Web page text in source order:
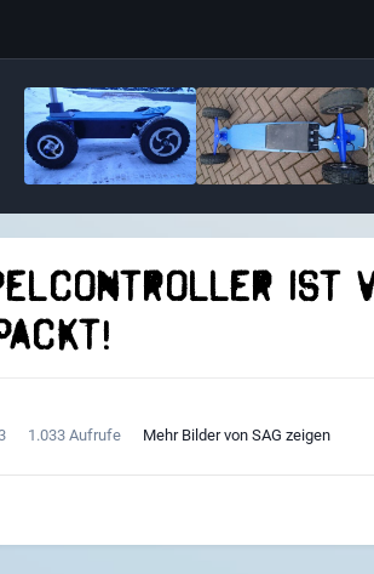
ist
1.033 Aufrufe Mehr Bilder von SAG zeigen